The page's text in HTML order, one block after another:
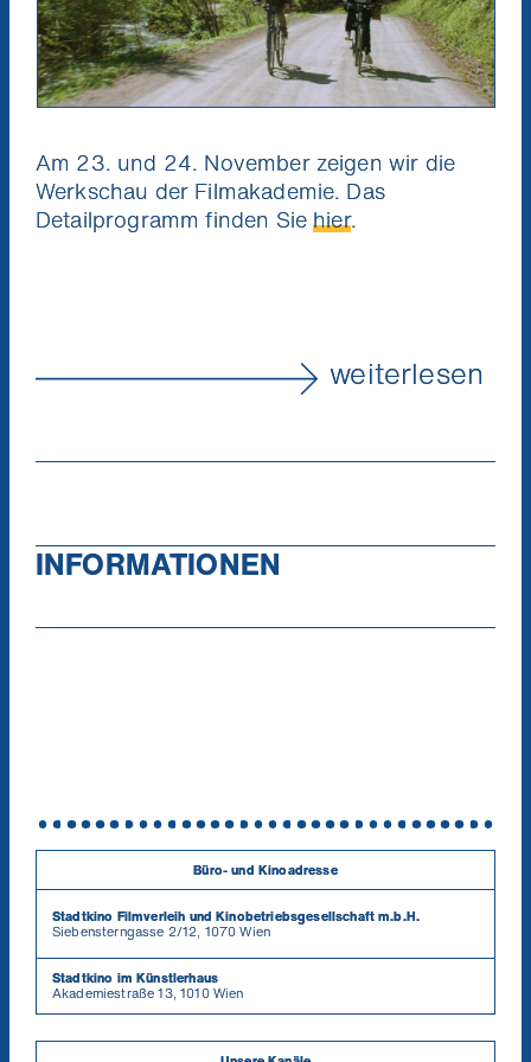
Am 23. und 24. November zeigen wir die
Werkschau der Filmakademie. Das
Detailprogramm finden Siehier.
weiterlesen
INFORMATIONEN
Büro- und Kinoadresse
Stadtkino Filmverleih und Kinobetriebsgesellschaft m.b.H.
Siebensterngasse 2/12, 1070 Wien
Stadtkino im Künstlerhaus
Akademiestraße 13, 1010 Wien